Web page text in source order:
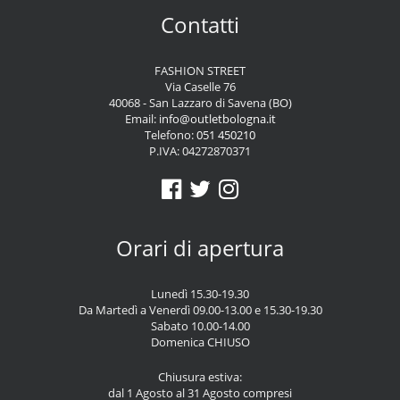
Contatti
FASHION STREET
Via Caselle 76
40068 - San Lazzaro di Savena (BO)
Email: info@outletbologna.it
Telefono:051 450210
P.IVA: 04272870371
Orari di apertura
Lunedì 15.30-19.30
Da Martedì a Venerdì 09.00-13.00 e 15.30-19.30
Sabato 10.00-14.00
Domenica CHIUSO
Chiusura estiva:
dal 1 Agosto al 31 Agosto compresi